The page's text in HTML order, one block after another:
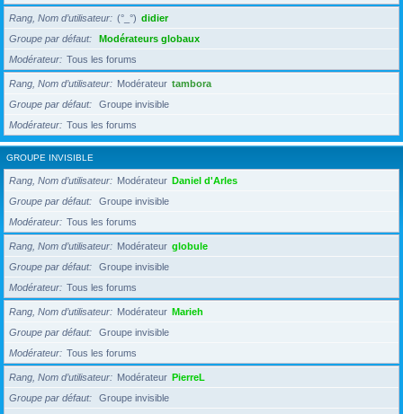
Rang, Nom d’utilisateur (°_°) didier
Groupe par défaut
Modérateurs globaux
Modérateur
Tous les forums
Rang, Nom d’utilisateur Modérateur tambora
Groupe par défaut
Groupe invisible
Modérateur
Tous les forums
GROUPE INVISIBLE
Rang, Nom d’utilisateur Modérateur Daniel d'Arles
Groupe par défaut
Groupe invisible
Modérateur
Tous les forums
Rang, Nom d’utilisateur Modérateur globule
Groupe par défaut
Groupe invisible
Modérateur
Tous les forums
Rang, Nom d’utilisateur Modérateur Marieh
Groupe par défaut
Groupe invisible
Modérateur
Tous les forums
Rang, Nom d’utilisateur Modérateur PierreL
Groupe par défaut
Groupe invisible